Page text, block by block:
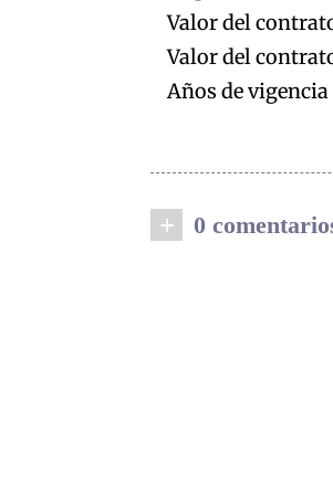
Valor del
Valor del
Años de
+ 0